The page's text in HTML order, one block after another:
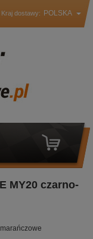
Kraj dostawy: POLSKA
MY20 czarno-